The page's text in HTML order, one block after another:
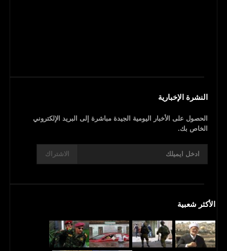
النشرة الإخبارية
الحصول على الأخبار اليومية الجيدة مباشرة إلى البريد الإلكتروني
الخاص بك.
الاشتراك
الأكثر شعبية